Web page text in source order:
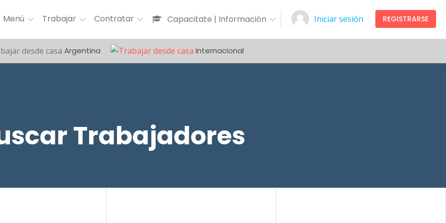
Menú Trabajar Contratar Capacitate | Información Iniciar sesión REGISTRARSE
Argentina Internacional
Trabajadores